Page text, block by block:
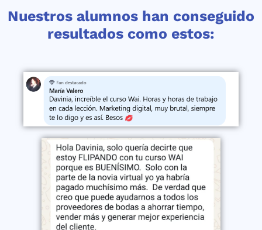
Nuestros alumnos han conseguido
resultados como estos: